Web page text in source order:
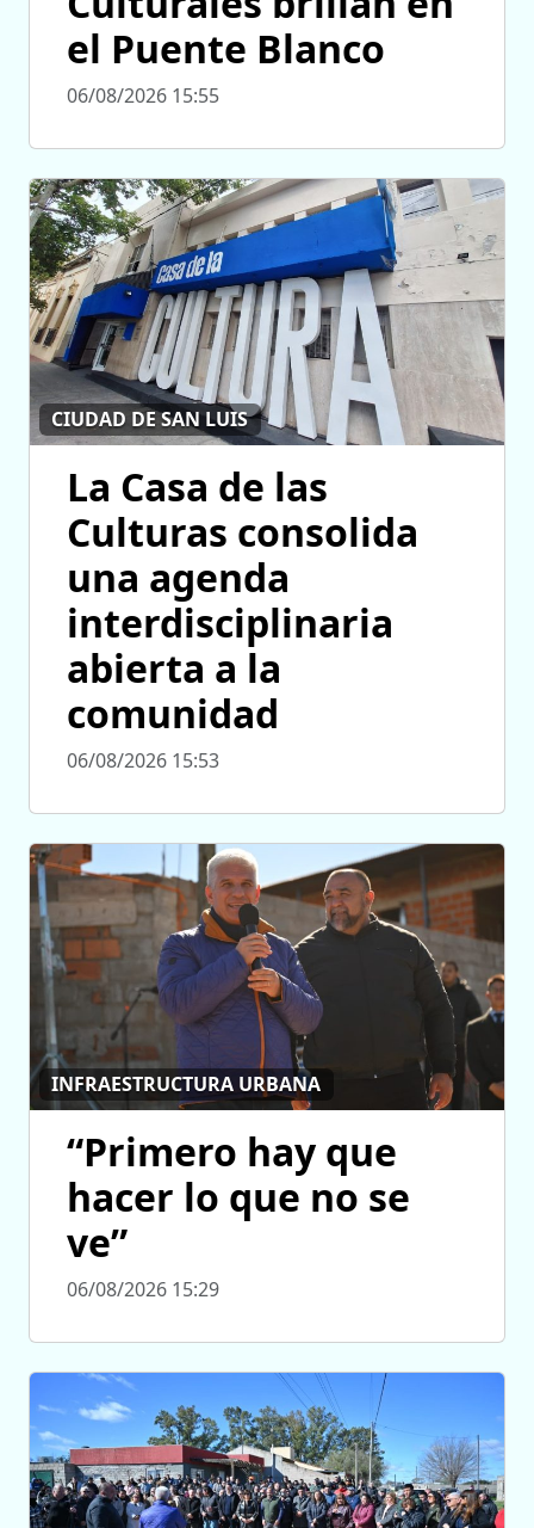
el Puente Blanco
06/08/2026 15:55
CIUDAD DE SAN LUIS
La Casa de las
Culturas consolida
una agenda
interdisciplinaria
abierta a la
comunidad
06/08/2026 15:53
INFRAESTRUCTURA URBANA
“Primero hay que
hacer lo que no se
ve”
06/08/2026 15:29